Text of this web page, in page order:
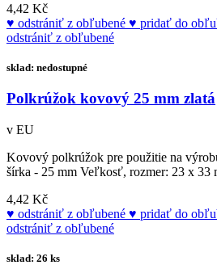
4,42 Kč
odstrániť z obľubené
pridať do
odstrániť z obľubené
sklad: nedostupné
Polkrúžok kovový 25 mm zlatá
v EU
Kovový polkrúžok pre použitie na
šírka - 25 mm Veľkosť, rozmer: 23 x 33
4,42 Kč
odstrániť z obľubené
pridať do
odstrániť z obľubené
sklad: 26 ks